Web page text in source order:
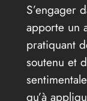
S’engager
apporte un
pratiquant
soutenu et
qu’à